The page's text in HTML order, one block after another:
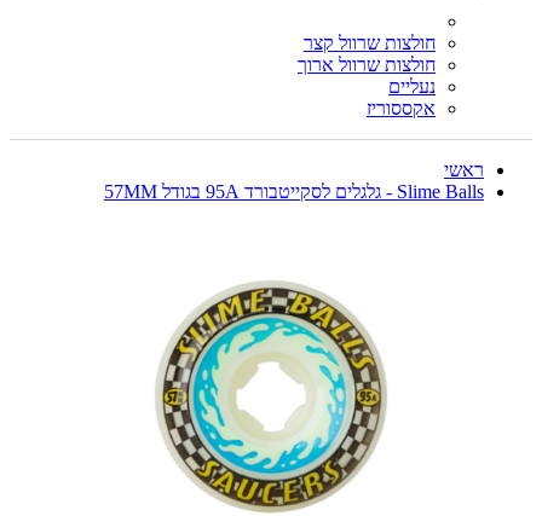
חולצות שרוול קצר
חולצות שרוול ארוך
נעליים
אקססוריז
ראשי
Slime Balls - גלגלים לסקייטבורד 95A בגודל 57MM